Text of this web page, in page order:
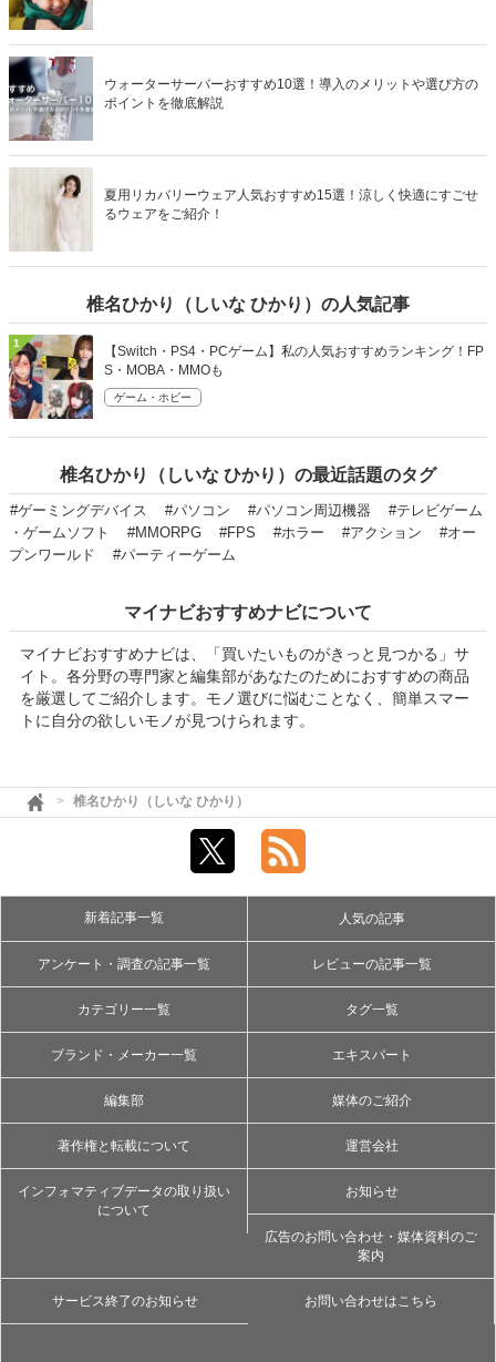
ウォーターサーバーおすすめ10選！導入のメリットや選び方の
ポイントを徹底解説
夏用リカバリーウェア人気おすすめ15選！涼しく快適にすごせ
るウェアをご紹介！
椎名ひかり（しいな ひかり）の人気記事
1
【Switch・PS4・PCゲーム】私の人気おすすめランキング！FP
S・MOBA・MMOも
ゲーム・ホビー
椎名ひかり（しいな ひかり）の最近話題のタグ
#ゲーミングデバイス #パソコン #パソコン周辺機器
#テレビゲーム
・ゲームソフト
#MMORPG #FPS #ホラー #アクション
#オー
プンワールド
#パーティーゲーム
マイナビおすすめナビについて
マイナビおすすめナビは、「買いたいものがきっと見つかる」サ
イト。各分野の専門家と編集部があなたのためにおすすめの商品
を厳選してご紹介します。モノ選びに悩むことなく、簡単スマー
トに自分の欲しいモノが見つけられます。
椎名ひかり（しいな ひかり）
新着記事一覧 人気の記事
アンケート・調査の記事一覧 レビューの記事一覧
カテゴリー一覧 タグ一覧
ブランド・メーカー一覧 エキスパート
編集部 媒体のご紹介
著作権と転載について 運営会社
インフォマティブデータの取り扱い
について
お知らせ
広告のお問い合わせ・媒体資料のご
案内
サービス終了のお知らせ お問い合わせはこちら